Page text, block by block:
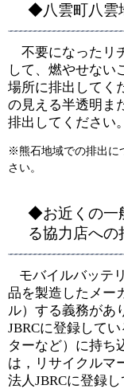
◆八雲町八雲
不要になったリ
して、燃やせない
場所に排出してく
の見える半透明ま
排出してください。​
※熊石地域での排出に
さい。
◆お近くの一
る協力店への
モバイルバッテ
品を製造したメー
ル）する義務があ
JBRCに登録して
ターなど）に持ち
は，リサイクルマ
法人JBRCに登録